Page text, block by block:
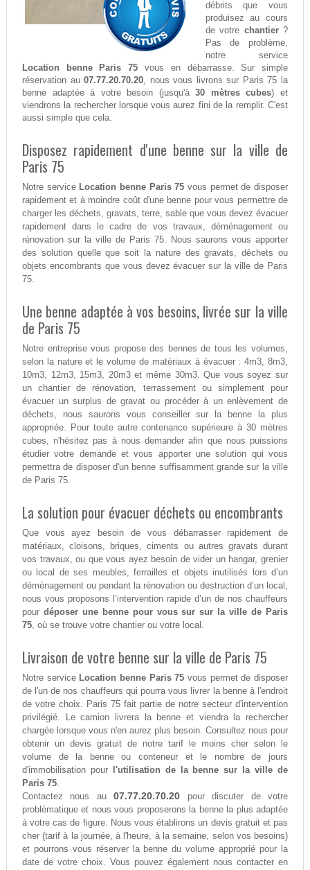
débrits que vous
produisez au cours
de votre chantier?
Pas de problème,
notre service
Location benne Paris 75 vous en débarrasse. Sur simple
réservation au07.77.20.70.20, nous vous livrons sur Paris 75 la
benne adaptée à votre besoin (jusqu'à30 mètres cubes) et
viendrons la rechercher lorsque vous aurez fini de la remplir. C'est
aussi simple que cela.
Disposez rapidement d'une benne sur la ville de
Paris 75
Notre service Location benne Paris 75 vous permet de disposer
rapidement et à moindre coût d'une benne pour vous permettre de
charger les déchets, gravats, terre, sable que vous devez évacuer
rapidement dans le cadre de vos travaux, déménagement ou
rénovation sur la ville de Paris 75. Nous saurons vous apporter
des solution quelle que soit la nature des gravats, déchets ou
objets encombrants que vous devez évacuer sur la ville de Paris
75.
Une benne adaptée à vos besoins, livrée sur la ville
de Paris 75
Notre entreprise vous propose des bennes de tous les volumes,
selon la nature et le volume de matériaux à évacuer : 4m3, 8m3,
10m3, 12m3, 15m3, 20m3 et même 30m3. Que vous soyez sur
un chantier de rénovation, terrassement ou simplement pour
évacuer un surplus de gravat ou procéder à un enlèvement de
déchets, nous saurons vous conseiller sur la benne la plus
appropriée. Pour toute autre contenance supérieure à 30 mètres
cubes, n'hésitez pas à nous demander afin que nous puissions
étudier votre demande et vous apporter une solution qui vous
permettra de disposer d'un benne suffisamment grande sur la ville
de Paris 75.
La solution pour évacuer déchets ou encombrants
Que vous ayez besoin de vous débarrasser rapidement de
matériaux, cloisons, briques, ciments ou autres gravats durant
vos travaux, ou que vous ayez besoin de vider un hangar, grenier
ou local de ses meubles, ferrailles et objets inutilisés lors d’un
déménagement ou pendant la rénovation ou destruction d’un local,
nous vous proposons l’intervention rapide d’un de nos chauffeurs
pour déposer une benne pour vous sur sur la ville de Paris
75, où se trouve votre chantier ou votre local.
Livraison de votre benne sur la ville de Paris 75
Notre service Location benne Paris 75 vous permet de disposer
de l'un de nos chauffeurs qui pourra vous livrer la benne à l'endroit
de votre choix. Paris 75 fait partie de notre secteur d'intervention
privilégié. Le camion livrera la benne et viendra la rechercher
chargée lorsque vous n'en aurez plus besoin. Consultez nous pour
obtenir un devis gratuit de notre tarif le moins cher selon le
volume de la benne ou conteneur et le nombre de jours
d'immobilisation pour
l'utilisation de la benne sur la ville de
Paris 75.
Contactez nous au07.77.20.70.20 pour discuter de votre
problématique et nous vous proposerons la benne la plus adaptée
à votre cas de figure. Nous vous établirons un devis gratuit et pas
cher (tarif à la journée, à l'heure, à la semaine, selon vos besoins)
et pourrons vous réserver la benne du volume approprié pour la
date de votre choix. Vous pouvez également nous contacter en